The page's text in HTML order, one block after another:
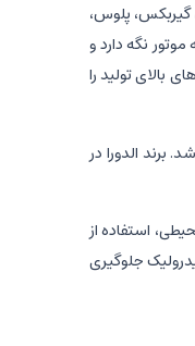
پلوس،
نگه دارد و
بالای تولید را
برند الدورا در
استفاده از
جلوگیری